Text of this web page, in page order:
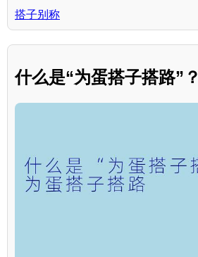
搭子别称
什么是“为蛋搭子搭路”？